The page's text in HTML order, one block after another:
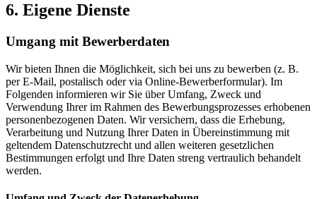
6. Eigene Dienste
Umgang mit Bewerberdaten
Wir bieten Ihnen die Möglichkeit, sich bei uns zu bewerben (z. B.
per E-Mail, postalisch oder via Online-Bewerberformular). Im
Folgenden informieren wir Sie über Umfang, Zweck und
Verwendung Ihrer im Rahmen des Bewerbungsprozesses erhobenen
personenbezogenen Daten. Wir versichern, dass die Erhebung,
Verarbeitung und Nutzung Ihrer Daten in Übereinstimmung mit
geltendem Datenschutzrecht und allen weiteren gesetzlichen
Bestimmungen erfolgt und Ihre Daten streng vertraulich behandelt
werden.